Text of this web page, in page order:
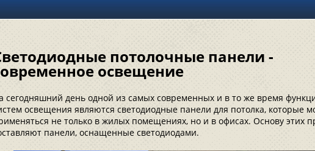
потолочные панели -
освещение
сегодняшний день одной из самых современных и в то же время
освещения являются светодиодные панели для потолка, которые
не только в жилых помещениях, но и в офисах. Основу этих
панели, оснащенные светодиодами.